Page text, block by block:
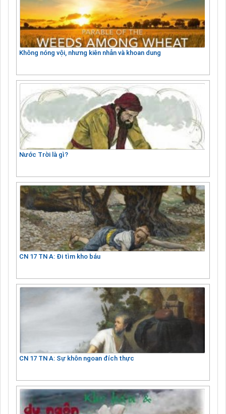
Không nóng vội, nhưng kiên nhẫn và khoan dung
Nước Trời là gì?
CN 17 TN A: Đi tìm kho báu
CN 17 TN A: Sự khôn ngoan đích thực